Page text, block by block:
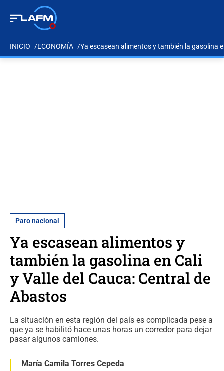
INICIO ECONOMÍA Ya escasean alimentos y también la gasolina
Paro nacional
Ya escasean alimentos y
también la gasolina en Cali
y Valle del Cauca: Central de
Abastos
La situación en esta región del país es complicada pese a
que ya se habilitó hace unas horas un corredor para dejar
pasar algunos camiones.
María Camila Torres Cepeda